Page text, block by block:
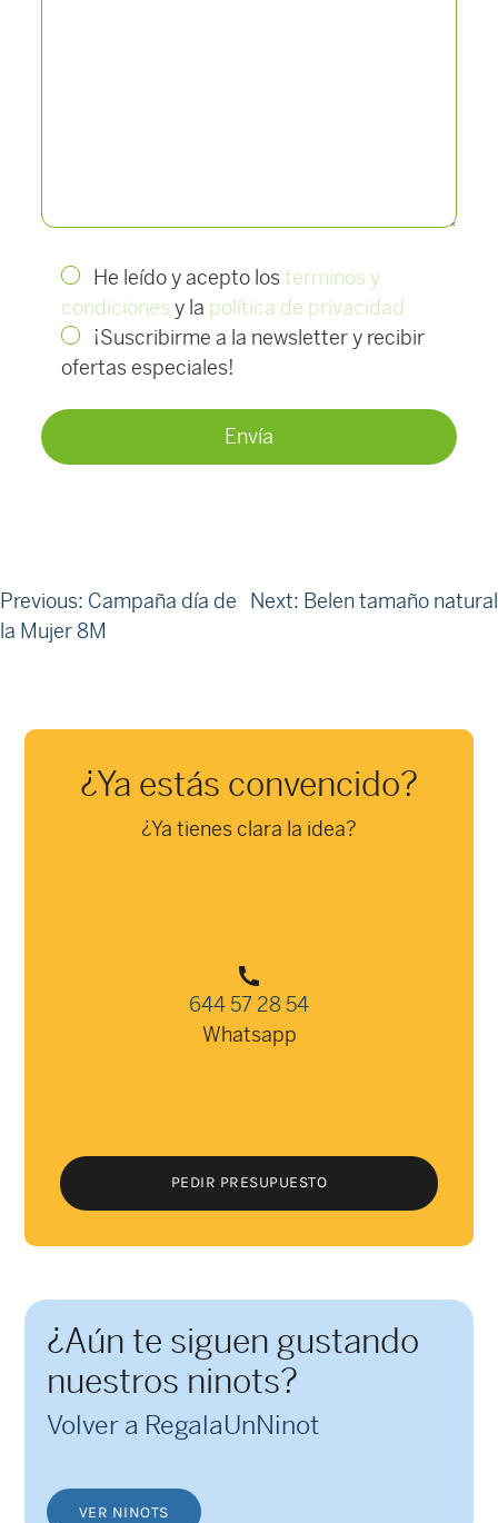
He leído y acepto losterminos y
condiciones y la política de privacidad
¡Suscribirme a la newsletter y recibir
ofertas especiales!
Navegación
de
Previous: Campaña día de
la Mujer 8M
Next: Belen tamaño natural
¿Ya estás convencido?
¿Ya tienes clara la idea?
644 57 28 54
Whatsapp
PEDIR PRESUPUESTO
PEDIR PRESUPUESTO
¿Aún te siguen gustando
nuestros ninots?
Volver a RegalaUnNinot
VER NINOTS